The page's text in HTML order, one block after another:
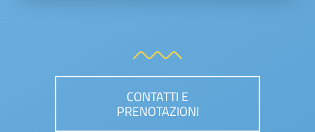
CONTATTI E
PRENOTAZIONI